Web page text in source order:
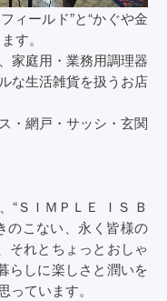
ィールド”と“かぐや金
す。
家庭用・業務用調理器
な生活雑貨を扱うお店
・網戸・サッシ・玄関
“ＳＩＭＰＬＥ ＩＳ Ｂ
のこない、永く皆様の
それとちょっとおしゃ
らしに楽しさと潤いを
ています。